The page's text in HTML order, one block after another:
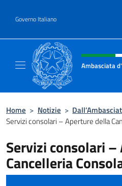
Governo Italiano
Intestazione sito,
Ambasciata
Home > Notizie >
Servizi consolari – Aperture della
Servizi consolari
Cancelleria